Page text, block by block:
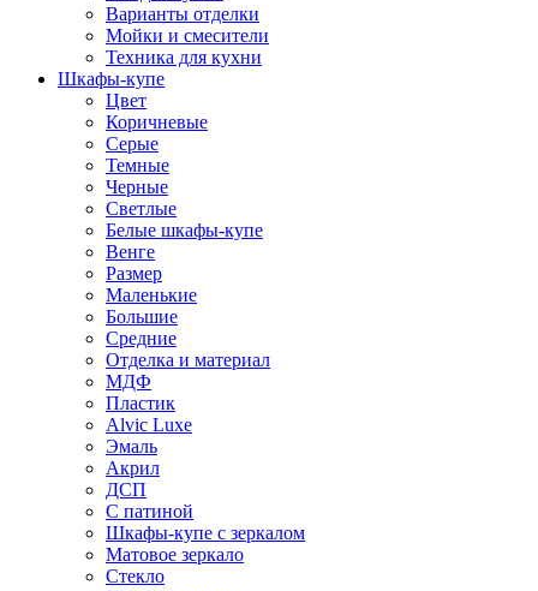
Варианты отделки
Мойки и смесители
Техника для кухни
Шкафы-купе
Цвет
Коричневые
Серые
Темные
Черные
Светлые
Белые шкафы-купе
Венге
Размер
Маленькие
Большие
Средние
Отделка и материал
МДФ
Пластик
Alvic Luxe
Эмаль
Акрил
ДСП
С патиной
Шкафы-купе с зеркалом
Матовое зеркало
Стекло